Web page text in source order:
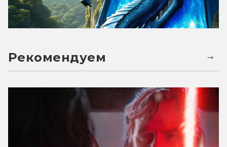
Рекомендуем